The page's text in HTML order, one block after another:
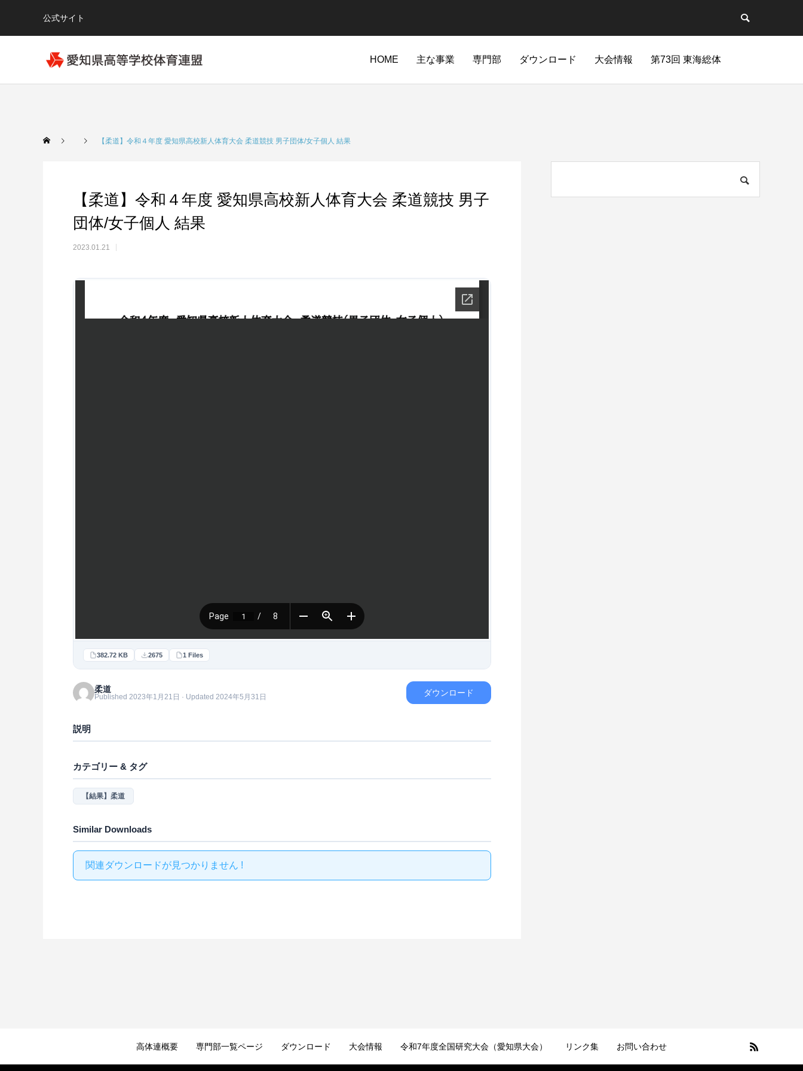
公式サイト
HOME 主な事業 専門部 ダウンロード 大会情報 第73回 東海総体
【柔道】令和４年度 愛知県高校新人体育大会 柔道競技 男子団体/女子個人 結果
【柔道】令和４年度 愛知県高校新人体育大会 柔道競技 男子
団体/女子個人 結果
2023.01.21
382.72 KB 2675 1 Files
柔道
Published 2023年1月21日 · Updated 2024年5月31日 ダウンロード
説明
カテゴリー & タグ
【結果】柔道
Similar Downloads
関連ダウンロードが見つかりません !
高体連概要 専門部一覧ページ ダウンロード 大会情報 令和7年度全国研究大会（愛知県大会） リンク集 お問い合わせ